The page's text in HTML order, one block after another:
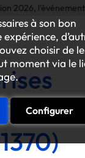
à son bon
choisir de
moment via le
Configurer
l'événement
de